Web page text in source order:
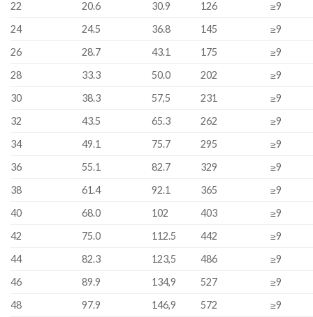
22 20.6 30.9 126
≥9
24
24.5 36.8 145
≥9
26
28.7 43.1 175
≥9
28
33.3 50.0 202
≥9
30
38.3 57,5 231
≥9
32
43.5 65.3 262
≥9
34
49.1 75.7 295
≥9
36
55.1 82.7 329
≥9
38
61.4 92.1 365
≥9
40
68.0 102 403
≥9
42
75.0 112.5 442
≥9
44
82.3 123,5 486
≥9
46
89.9 134,9 527
≥9
48
97.9 146,9 572
≥9